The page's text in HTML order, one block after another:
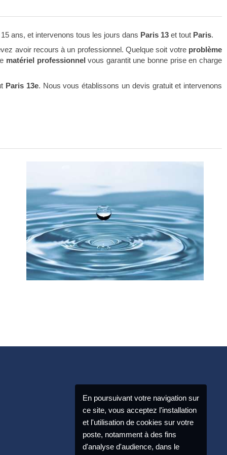
ans, et intervenons tous les jours dans Paris 13 et tout Paris.
avoir recours à un professionnel. Quelque soit votre problème
matériel professionnel vous garantit une bonne prise en charge
Paris 13e. Nous vous établissons un devis gratuit et intervenons
En poursuivant votre navigation sur
ce site, vous acceptez l'installation
et l'utilisation de cookies sur votre
poste, notamment à des fins
d'analyse d'audience, dans le